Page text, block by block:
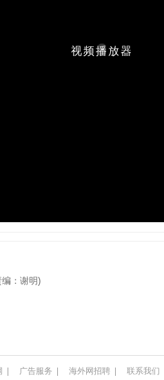
谢明)
| 广告服务 | 海外网招聘 | 联系我们